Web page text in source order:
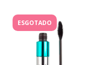
ESGOTADO